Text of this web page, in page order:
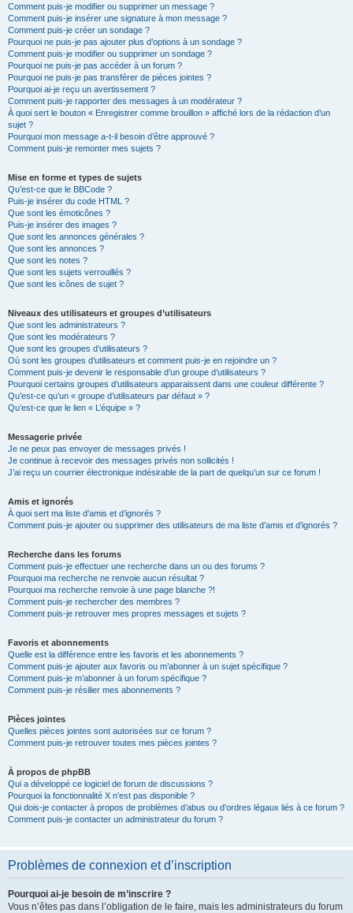
Comment puis-je modifier ou supprimer un message ?
Comment puis-je insérer une signature à mon message ?
Comment puis-je créer un sondage ?
Pourquoi ne puis-je pas ajouter plus d’options à un sondage ?
Comment puis-je modifier ou supprimer un sondage ?
Pourquoi ne puis-je pas accéder à un forum ?
Pourquoi ne puis-je pas transférer de pièces jointes ?
Pourquoi ai-je reçu un avertissement ?
Comment puis-je rapporter des messages à un modérateur ?
À quoi sert le bouton « Enregistrer comme brouillon » affiché lors de la rédaction d’un
sujet ?
Pourquoi mon message a-t-il besoin d’être approuvé ?
Comment puis-je remonter mes sujets ?
Mise en forme et types de sujets
Qu’est-ce que le BBCode ?
Puis-je insérer du code HTML ?
Que sont les émoticônes ?
Puis-je insérer des images ?
Que sont les annonces générales ?
Que sont les annonces ?
Que sont les notes ?
Que sont les sujets verrouillés ?
Que sont les icônes de sujet ?
Niveaux des utilisateurs et groupes d’utilisateurs
Que sont les administrateurs ?
Que sont les modérateurs ?
Que sont les groupes d’utilisateurs ?
Où sont les groupes d’utilisateurs et comment puis-je en rejoindre un ?
Comment puis-je devenir le responsable d’un groupe d’utilisateurs ?
Pourquoi certains groupes d’utilisateurs apparaissent dans une couleur différente ?
Qu’est-ce qu’un « groupe d’utilisateurs par défaut » ?
Qu’est-ce que le lien « L’équipe » ?
Messagerie privée
Je ne peux pas envoyer de messages privés !
Je continue à recevoir des messages privés non sollicités !
J’ai reçu un courrier électronique indésirable de la part de quelqu’un sur ce forum !
Amis et ignorés
À quoi sert ma liste d’amis et d’ignorés ?
Comment puis-je ajouter ou supprimer des utilisateurs de ma liste d’amis et d’ignorés ?
Recherche dans les forums
Comment puis-je effectuer une recherche dans un ou des forums ?
Pourquoi ma recherche ne renvoie aucun résultat ?
Pourquoi ma recherche renvoie à une page blanche ?!
Comment puis-je rechercher des membres ?
Comment puis-je retrouver mes propres messages et sujets ?
Favoris et abonnements
Quelle est la différence entre les favoris et les abonnements ?
Comment puis-je ajouter aux favoris ou m’abonner à un sujet spécifique ?
Comment puis-je m’abonner à un forum spécifique ?
Comment puis-je résilier mes abonnements ?
Pièces jointes
Quelles pièces jointes sont autorisées sur ce forum ?
Comment puis-je retrouver toutes mes pièces jointes ?
À propos de phpBB
Qui a développé ce logiciel de forum de discussions ?
Pourquoi la fonctionnalité X n’est pas disponible ?
Qui dois-je contacter à propos de problèmes d’abus ou d’ordres légaux liés à ce forum ?
Comment puis-je contacter un administrateur du forum ?
Problèmes de connexion et d’inscription
Pourquoi ai-je besoin de m’inscrire ?
Vous n’êtes pas dans l’obligation de le faire, mais les administrateurs du forum